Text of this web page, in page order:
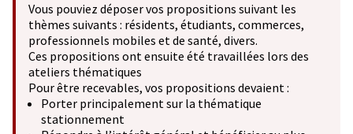
Vous pouviez déposer vos propositions suivant les
thèmes suivants : résidents, étudiants, commerces,
professionnels mobiles et de santé, divers.
Ces propositions ont ensuite été travaillées lors des
ateliers thématiques
Pour être recevables, vos propositions devaient :
Porter principalement sur la thématique
stationnement